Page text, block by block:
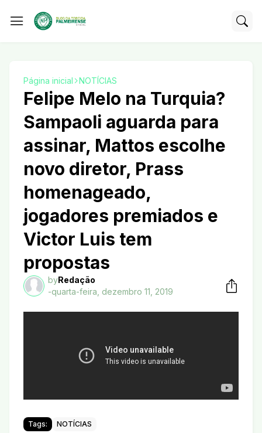
Página inicial NOTÍCIAS
Felipe Melo na Turquia?
Sampaoli aguarda para
assinar, Mattos escolhe
novo diretor, Prass
homenageado,
jogadores premiados e
Victor Luis tem
propostas
byRedação
-quarta-feira, dezembro 11, 2019
Tags: NOTÍCIAS